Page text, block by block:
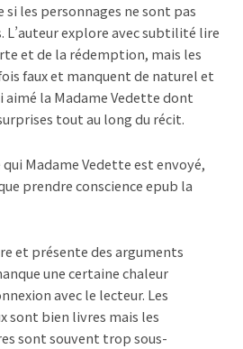
les personnages ne sont pas
explore avec subtilité lire
et de la rédemption, mais les
faux et manquent de naturel et
aimé la Madame Vedette dont
tout au long du récit.
Madame Vedette est envoyé,
prendre conscience epub la
et présente des arguments
une certaine chaleur
avec le lecteur. Les
sont bien livres mais les
sont souvent trop sous-